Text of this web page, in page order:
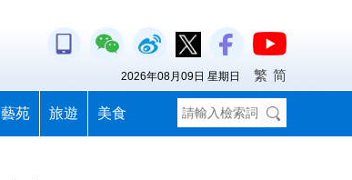
藝苑 旅遊 美食
2026年08月09日 星期日 繁 简